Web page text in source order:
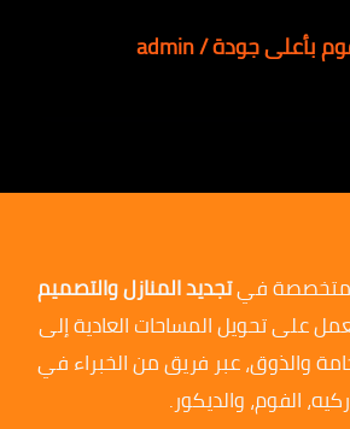
بأعلى جودة/
admin
متخصصة فيتجديد المنازل والتصميم
على تحويل المساحات العادية إلى
والذوق، عبر فريق من الخبراء في
الفوم، والديكور.